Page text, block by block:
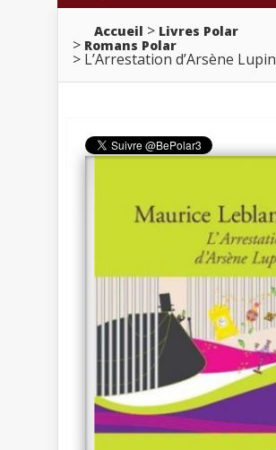
Accueil
Livres Polar
Romans Polar
L’Arrestation d’Arsène Lupin